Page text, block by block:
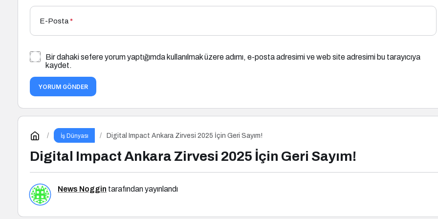
E-Posta*
Bir dahaki sefere yorum yaptığımda kullanılmak üzere adımı, e-posta adresimi ve web site adresimi bu tarayıcıya
kaydet.
YORUM GÖNDER
İş Dünyası Digital Impact Ankara Zirvesi 2025 İçin Geri Sayım!
Digital Impact Ankara Zirvesi 2025 İçin Geri Sayım!
News Noggin tarafından yayınlandı